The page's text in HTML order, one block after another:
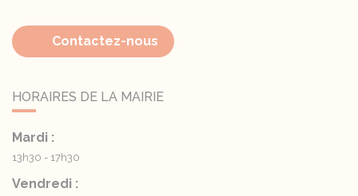
Contactez-nous
HORAIRES DE LA MAIRIE
Mardi :
13h30 - 17h30
Vendredi :